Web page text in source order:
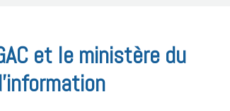
et le ministère du